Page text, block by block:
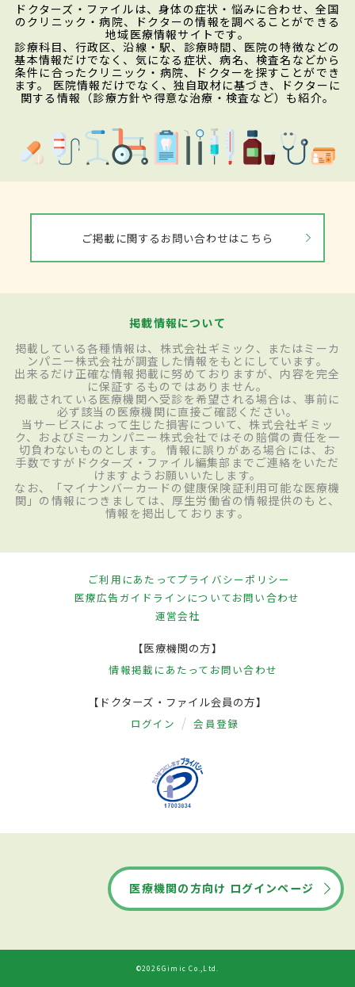
ドクターズ・ファイルは、身体の症状・悩みに合わせ、全国
のクリニック・病院、ドクターの情報を調べることができる
地域医療情報サイトです。
診療科目、行政区、沿線・駅、診療時間、医院の特徴などの
基本情報だけでなく、気になる症状、病名、検査名などから
条件に合ったクリニック・病院、ドクターを探すことができ
ます。 医院情報だけでなく、独自取材に基づき、ドクターに
関する情報（診療方針や得意な治療・検査など）も紹介。
ご掲載に関するお問い合わせはこちら
掲載情報について
掲載している各種情報は、株式会社ギミック、またはミーカ
ンパニー株式会社が調査した情報をもとにしています。
出来るだけ正確な情報掲載に努めておりますが、内容を完全
に保証するものではありません。
掲載されている医療機関へ受診を希望される場合は、事前に
必ず該当の医療機関に直接ご確認ください。
当サービスによって生じた損害について、株式会社ギミッ
ク、およびミーカンパニー株式会社ではその賠償の責任を一
切負わないものとします。 情報に誤りがある場合には、お
手数ですがドクターズ・ファイル編集部までご連絡をいただ
けますようお願いいたします。
なお、「マイナンバーカードの健康保険証利用可能な医療機
関」の情報につきましては、厚生労働省の情報提供のもと、
情報を掲出しております。
ご利用にあたってプライバシーポリシー
医療広告ガイドラインについてお問い合わせ
運営会社
【医療機関の方】
情報掲載にあたって お問い合わせ
【ドクターズ・ファイル会員の方】
ログイン 会員登録
医療機関の方向け ログインページ
©2026Gimic Co.,Ltd.